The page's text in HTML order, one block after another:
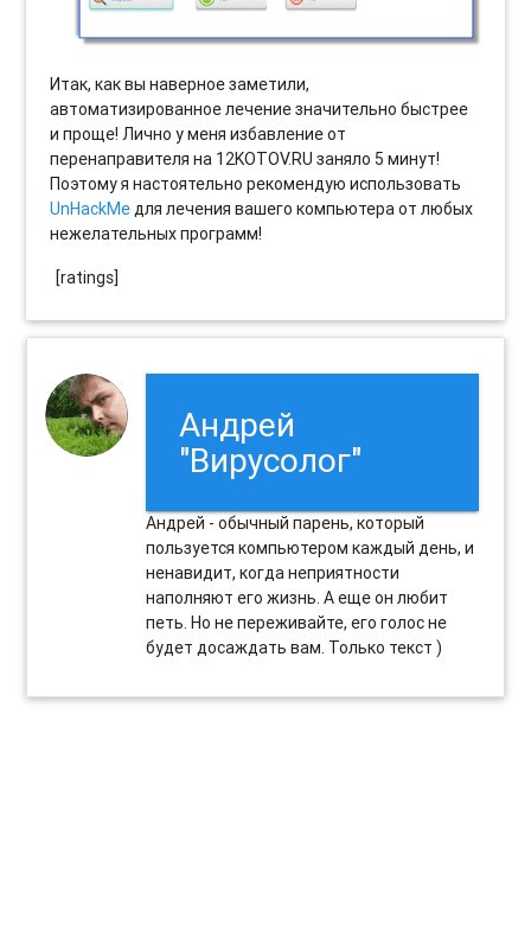
Итак, как вы наверное заметили,
автоматизированное лечение значительно быстрее
и проще! Лично у меня избавление от
перенаправителя на 12KOTOV.RU заняло 5 минут!
Поэтому я настоятельно рекомендую использовать
UnHackMeдля лечения вашего компьютера от любых
нежелательных программ!
[ratings]
Андрей
"Вирусолог"
Андрей - обычный парень, который
пользуется компьютером каждый день, и
ненавидит, когда неприятности
наполняют его жизнь. А еще он любит
петь. Но не переживайте, его голос не
будет досаждать вам. Только текст )